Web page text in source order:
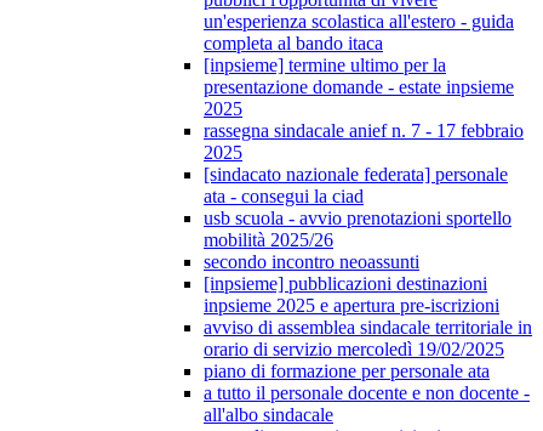
un'esperienza scolastica all'estero - guida
completa al bando itaca
[inpsieme] termine ultimo per la
presentazione domande - estate inpsieme
2025
rassegna sindacale anief n. 7 - 17 febbraio
2025
[sindacato nazionale federata] personale
ata - consegui la ciad
usb scuola - avvio prenotazioni sportello
mobilità 2025/26
secondo incontro neoassunti
[inpsieme] pubblicazioni destinazioni
inpsieme 2025 e apertura pre-iscrizioni
avviso di assemblea sindacale territoriale in
orario di servizio mercoledì 19/02/2025
piano di formazione per personale ata
a tutto il personale docente e non docente -
all'albo sindacale